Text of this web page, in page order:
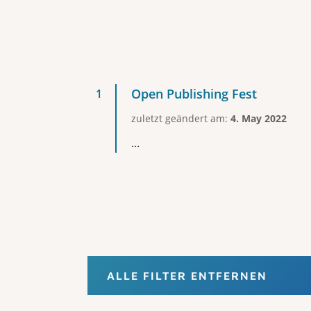
Open Publishing Fest
zuletzt geändert am: 4. May 2022
...
ALLE FILTER ENTFERNEN